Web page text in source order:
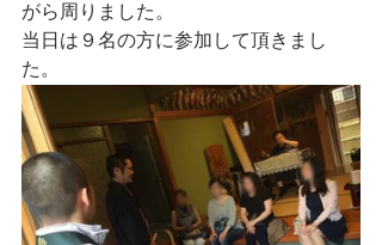
がら周りました。
当日は９名の方に参加して頂きまし
た。